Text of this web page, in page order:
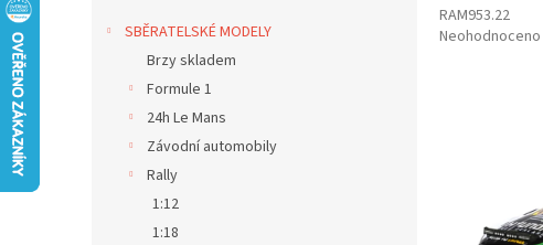
SBĚRATELSKÉ MODELY
Brzy skladem
Formule 1
24h Le Mans
Závodní automobily
Rally
1:12
1:18
RAM953.22
Průměrné
Neohodnoceno